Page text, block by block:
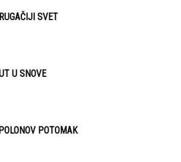
SVET
U SNOVE
POTOMAK